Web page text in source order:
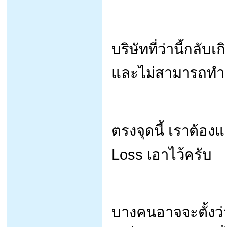
บริษัทที่ว่านี้กลับเ
และไม่สามารถท
ตรงจุดนี้ เราต้อ
Loss เอาไว้ครับ
บางคนอาจจะตั้ง